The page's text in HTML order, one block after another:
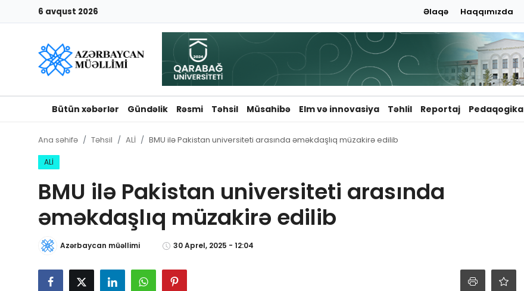
6 avqust 2026 Əlaqə Haqqımızda
Bütün xəbərlər Gündəlik Rəsmi Təhsil Müsahibə Elm və innovasiya Təhlil Reportaj Pedaqogika
Giriş
Qeydiyyat
Qəzetə elan ver
Haqqımızda
Reklam və elan
Biz kimik?
Bütün xəbərlər
Gündəlik
Ana səhifə Təhsil ALİ BMU ilə Pakistan universiteti arasında əməkdaşlıq müzakirə edilib
ALİ
BMU ilə Pakistan universiteti arasında
əməkdaşlıq müzakirə edilib
Azərbaycan müəllimi 30 Aprel, 2025 - 12:04